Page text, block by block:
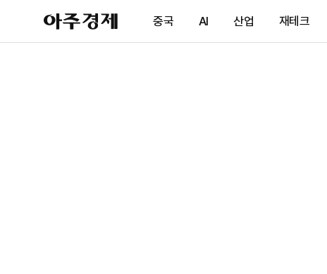
아
주
제
중국 AI 산업 재테크